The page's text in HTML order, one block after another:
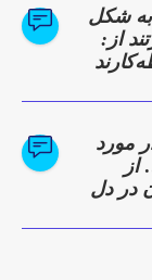
به شکل
از:
مورد
در دل